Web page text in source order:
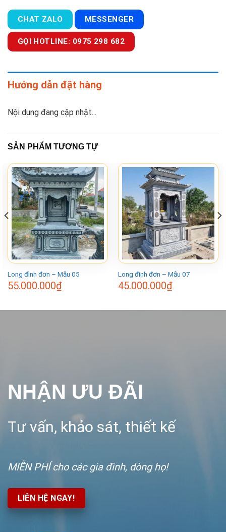
CHAT ZALO MESSENGER
GỌI HOTLINE: 0975 298 682
Hướng dẫn đặt hàng
Nội dung đang cập nhật...
SẢN PHẨM TƯƠNG TỰ
Long đình đơn – Mẫu 05
55.000.000₫
Long đình đơn – Mẫu 07
45.000.000₫
NHẬN ƯU ĐÃI
Tư vấn, khảo sát, thiết kế
MIỄN PHÍ cho các gia đình, dòng họ!
LIÊN HỆ NGAY!